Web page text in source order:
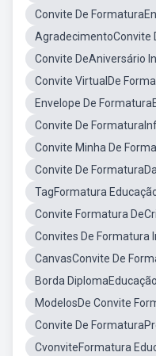
Convite De
AgradecimentoConvite
Convite DeAniversário
Convite VirtualDe
Envelope De
Convite De
Convite Minha De
Convite De
TagFormatura
Convite Formatura
Convites De Formatura
CanvasConvite De
Borda
ModelosDe Convite
Convite De FormaturaPré
CvonviteFormatura